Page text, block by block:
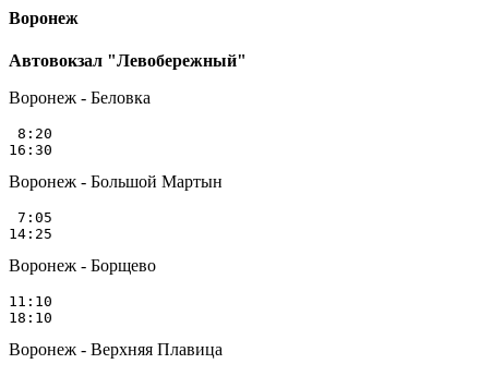
Воронеж
Автовокзал "Левобережный"
Воронеж - Беловка
8:20
Воронеж - Большой Мартын
7:05
Воронеж - Борщево
11:10
Воронеж - Верхняя Плавица